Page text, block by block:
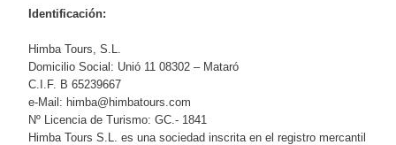
Identificación:
Himba Tours, S.L.
Domicilio Social: Unió 11 08302 – Mataró
C.I.F. B 65239667
e-Mail: himba@himbatours.com
Nº Licencia de Turismo: GC.- 1841
Himba Tours S.L. es una sociedad inscrita en el registro mercantil